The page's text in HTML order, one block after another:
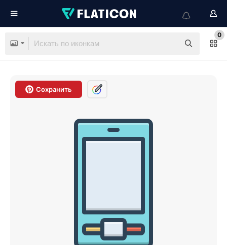
0
Сохранить